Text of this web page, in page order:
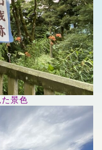
景色